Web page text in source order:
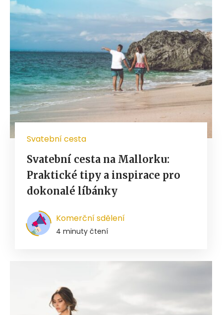
Svatební cesta
Svatební cesta na Mallorku:
Praktické tipy a inspirace pro
dokonalé líbánky
Komerční sdělení
4 minuty čtení